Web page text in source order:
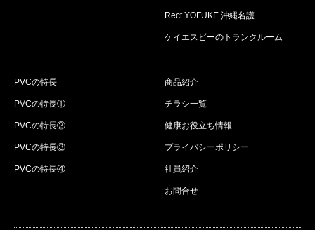
Rect YOFUKE 沖縄名護
ケイエスビーのトランクルーム
PVCの特長
PVCの特長①
PVCの特長②
PVCの特長③
PVCの特長④
商品紹介
チラシ一覧
健康お役立ち情報
プライバシーポリシー
社員紹介
お問合せ